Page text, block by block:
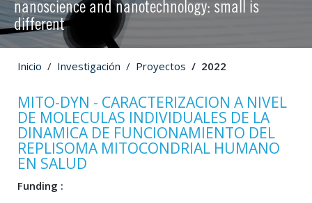
nanoscience and nanotechnology: small is
different
Inicio Investigación Proyectos 2022
MITO-DYN - CARACTERIZACION A NIVEL
DE MOLECULAS INDIVIDUALES DE LA
DINAMICA DE FUNCIONAMIENTO DEL
REPLISOMA MITOCONDRIAL HUMANO
EN SALUD
Funding :